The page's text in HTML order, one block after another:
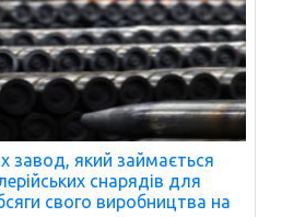
завод, який займається
снарядів для
свого виробництва на